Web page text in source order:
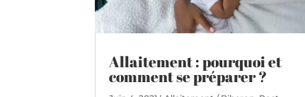
Allaitement : pourquoi et
comment se préparer ?